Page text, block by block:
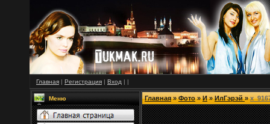
Главная | Регистрация | Вход | |
Меню Главная»Фото»И »ИлГэрэй»